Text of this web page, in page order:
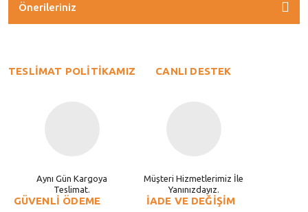
Önerileriniz
TESLİMAT POLİTİKAMIZ
Aynı Gün Kargoya
Teslimat.
CANLI DESTEK
Müşteri Hizmetlerimiz İle
Yanınızdayız.
GÜVENLİ ÖDEME İADE VE DEĞİŞİM